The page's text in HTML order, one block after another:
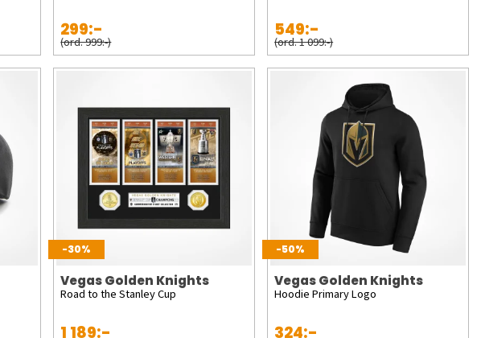
299:-
(ord. 999:-)
549:-
(ord. 1 099:-)
-30%
Vegas Golden Knights
Road to the Stanley Cup
1 189:-
-50%
Vegas Golden Knights
Hoodie Primary Logo
324:-